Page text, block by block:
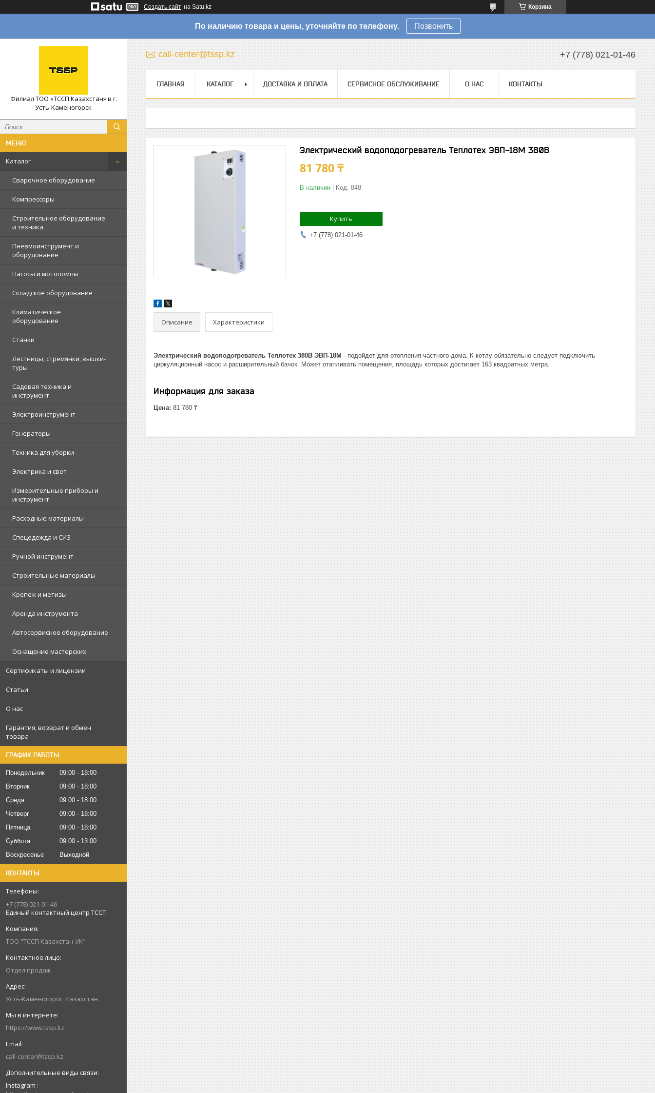
Создать сайт на Satu.kz Корзина
По наличию товара и цены, уточняйте по телефону. Позвонить
Филиал ТОО «ТССП Казахстан» в г.
Усть-Каменогорск
Каталог
Сварочное оборудование
Компрессоры
Строительное оборудование
и техника
Пневмоинструмент и
оборудование
Насосы и мотопомпы
Складское оборудование
Климатическое
оборудование
Станки
Лестницы, стремянки, вышки-
туры
Садовая техника и
инструмент
Электроинструмент
Генераторы
Техника для уборки
Электрика и свет
Измерительные приборы и
инструмент
Расходные материалы
Спецодежда и СИЗ
Ручной инструмент
Строительные материалы
Крепеж и метизы
Аренда инструмента
Автосервисное оборудование
Оснащение мастерских
Сертификаты и лицензии
Статьи
О нас
Гарантия, возврат и обмен
товара
ГРАФИК РАБОТЫ
Понедельник 09:00
18:00
Вторник
09:00
18:00
Среда
09:00
18:00
Четверг
09:00
18:00
Пятница
09:00
18:00
Суббота
09:00
13:00
Воскресенье
Выходной
КОНТАКТЫ
+7 (778) 021-01-46
Единый контактный центр ТССП
ТОО "ТССП Казахстан-УК"
Отдел продаж
Усть-Каменогорск, Казахстан
https://www.tssp.kz
call-center@tssp.kz
Instagram
call-center@tssp.kz +7 (778) 021-01-46
ГЛАВНАЯ КАТАЛОГ ДОСТАВКА И ОПЛАТА СЕРВИСНОЕ ОБСЛУЖИВАНИЕ О НАС КОНТАКТЫ
Электрический водоподогреватель Теплотех ЭВП-18М 380В
81 780 ₸
В наличии Код: 848
Купить
+7 (778) 021-01-46
Описание Характеристики
Электрический водоподогреватель Теплотех 380В ЭВП-18М - подойдет для отопления частного дома. К котлу обязательно следует подключить
циркуляционный насос и расширительный бачок. Может отапливать помещения, площадь которых достигает 163 квадратных метра.
Информация для заказа
Цена: 81 780 ₸